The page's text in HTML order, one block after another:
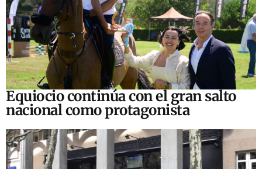
Equiocio continúa con el gran salto
nacional como protagonista